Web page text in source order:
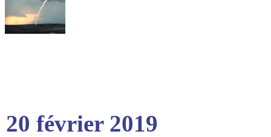
20 février 2019